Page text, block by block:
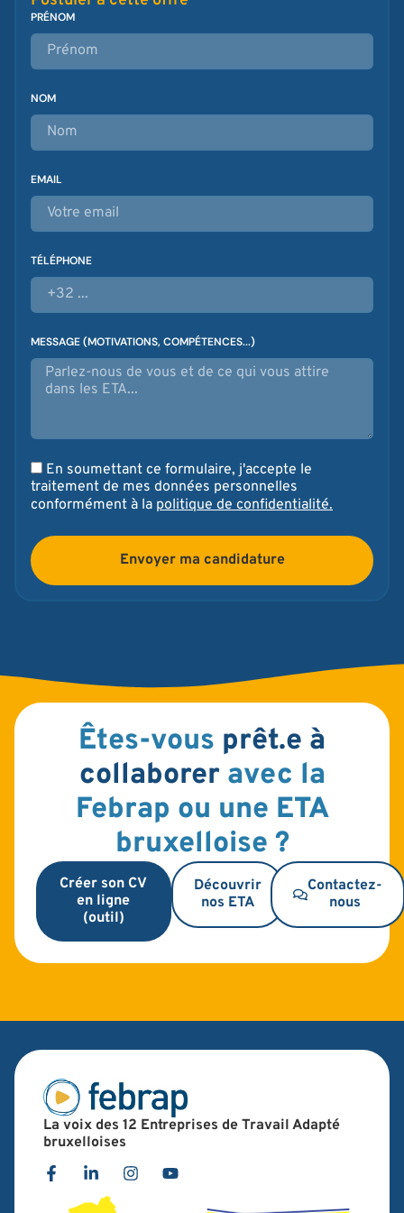
PRÉNOM
NOM
EMAIL
TÉLÉPHONE
MESSAGE (MOTIVATIONS, COMPÉTENCES...)
En soumettant ce formulaire, j'accepte le
traitement de mes données personnelles
conformément à la politique de confidentialité.
Envoyer ma candidature
Êtes-vous prêt.e à
collaborer avec la
Febrap ou une ETA
bruxelloise ?
Créer son CV
en ligne
(outil)
Découvrir
nos ETA
Contactez-
nous
La voix des 12 Entreprises de Travail Adapté
bruxelloises